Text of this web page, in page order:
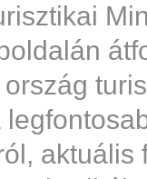
aktuális